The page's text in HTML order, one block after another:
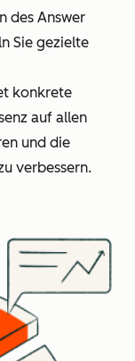
des Answer
Sie gezielte
konkrete
auf allen
und die
verbessern.